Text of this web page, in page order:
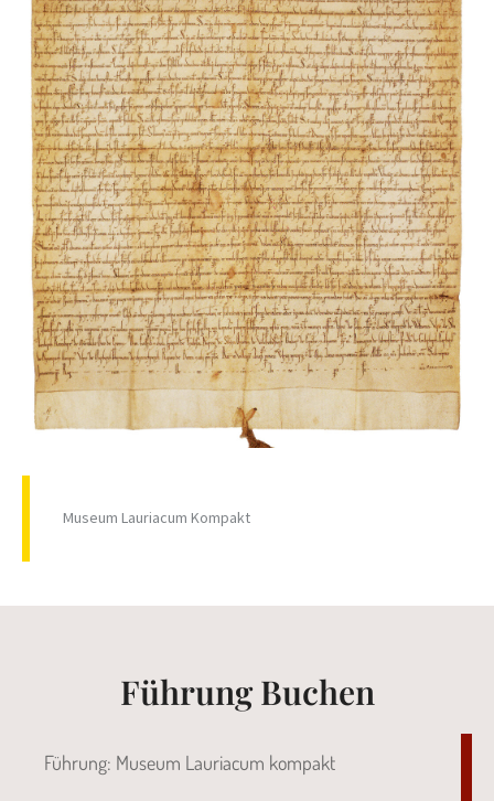
Museum Lauriacum Kompakt
Führung Buchen
Führung: Museum Lauriacum kompakt